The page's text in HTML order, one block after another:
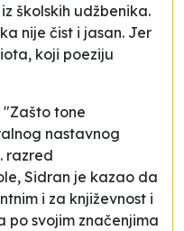
školskih udžbenika.
nije čist i jasan. Jer
koji poeziju
"Zašto tone
nastavnog
razred
Sidran je kazao da
i za književnost i
po svojim značenjima